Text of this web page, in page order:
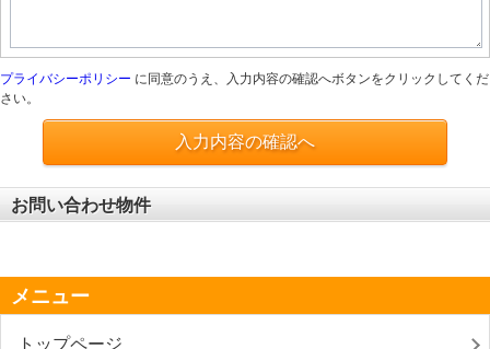
プライバシーポリシー に同意のうえ、入力内容の確認へボタンをクリックしてくだ
さい。
入力内容の確認へ
お問い合わせ物件
メニュー
トップページ